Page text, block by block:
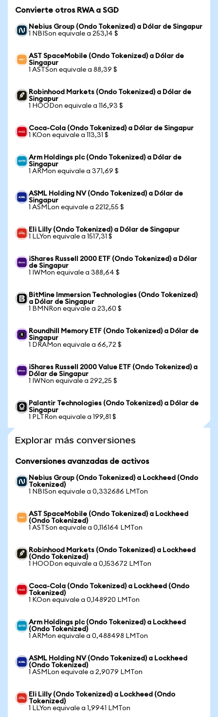
Convierte otros RWA a SGD
Nebius Group (Ondo Tokenized) a Dólar de Singapur
1 NBISon equivale a 253,14 $
AST SpaceMobile (Ondo Tokenized) a Dólar de
Singapur
1 ASTSon equivale a 88,39 $
Robinhood Markets (Ondo Tokenized) a Dólar de
Singapur
1 HOODon equivale a 116,93 $
Coca-Cola (Ondo Tokenized) a Dólar de Singapur
1 KOon equivale a 113,31 $
Arm Holdings plc (Ondo Tokenized) a Dólar de
Singapur
1 ARMon equivale a 371,69 $
ASML Holding NV (Ondo Tokenized) a Dólar de
Singapur
1 ASMLon equivale a 2212,55 $
Eli Lilly (Ondo Tokenized) a Dólar de Singapur
1 LLYon equivale a 1517,31 $
iShares Russell 2000 ETF (Ondo Tokenized) a Dólar
de Singapur
1 IWMon equivale a 388,64 $
BitMine Immersion Technologies (Ondo Tokenized)
a Dólar de Singapur
1 BMNRon equivale a 23,60 $
Roundhill Memory ETF (Ondo Tokenized) a Dólar de
Singapur
1 DRAMon equivale a 66,72 $
iShares Russell 2000 Value ETF (Ondo Tokenized) a
Dólar de Singapur
1 IWNon equivale a 292,25 $
Palantir Technologies (Ondo Tokenized) a Dólar de
Singapur
1 PLTRon equivale a 199,81 $
Explorar más conversiones
Conversiones avanzadas de activos
Nebius Group (Ondo Tokenized) a Lockheed (Ondo
Tokenized)
1 NBISon equivale a 0,332686 LMTon
AST SpaceMobile (Ondo Tokenized) a Lockheed
(Ondo Tokenized)
1 ASTSon equivale a 0,116164 LMTon
Robinhood Markets (Ondo Tokenized) a Lockheed
(Ondo Tokenized)
1 HOODon equivale a 0,153672 LMTon
Coca-Cola (Ondo Tokenized) a Lockheed (Ondo
Tokenized)
1 KOon equivale a 0,148920 LMTon
Arm Holdings plc (Ondo Tokenized) a Lockheed
(Ondo Tokenized)
1 ARMon equivale a 0,488498 LMTon
ASML Holding NV (Ondo Tokenized) a Lockheed
(Ondo Tokenized)
1 ASMLon equivale a 2,9079 LMTon
Eli Lilly (Ondo Tokenized) a Lockheed (Ondo
Tokenized)
1 LLYon equivale a 1,9941 LMTon